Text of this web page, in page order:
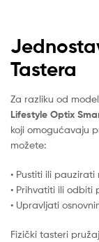
Tastera
Za razliku od
Lifestyle Optix
koji omogućavaju
možete:
• Pustiti ili pauzirati
• Prihvatiti ili odbiti
• Upravljati
Fizički tasteri